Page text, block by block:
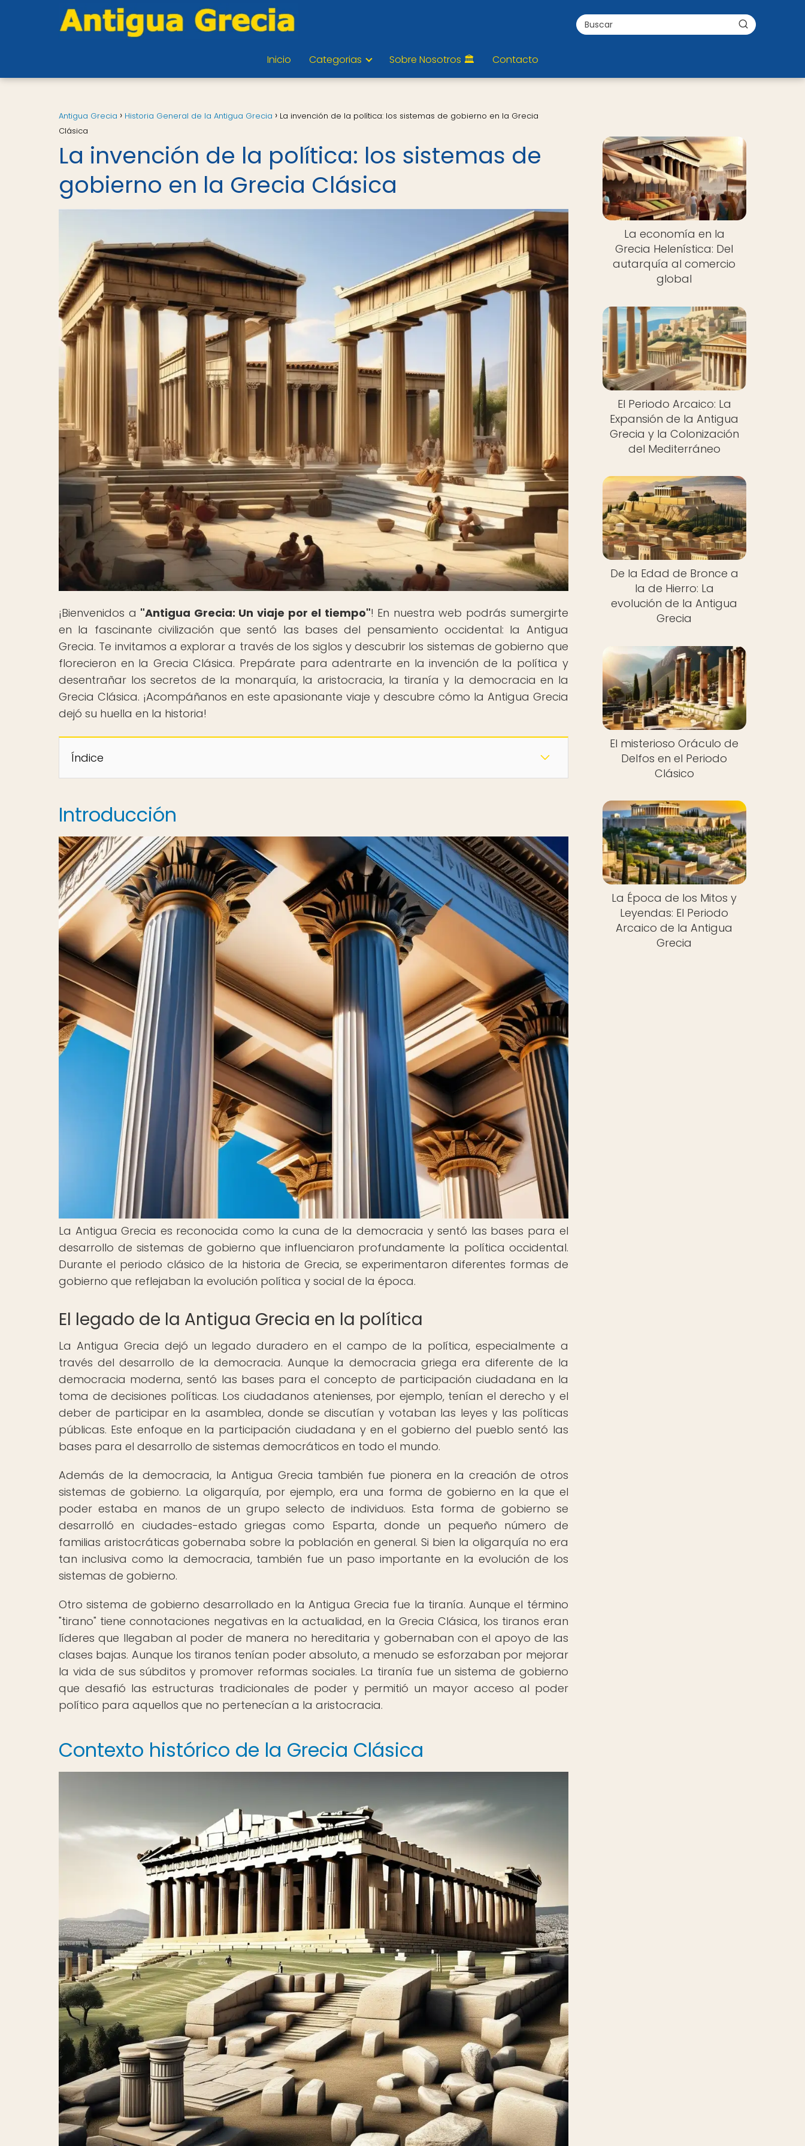
Inicio Categorias Sobre Nosotros 🏛️ Contacto
Antigua Grecia Historia General de la Antigua Grecia
La invención de la política: los sistemas de gobierno en la Grecia
Clásica
La invención de la política: los sistemas de
gobierno en la Grecia Clásica
¡Bienvenidos a "Antigua Grecia: Un viaje por el tiempo"! En nuestra web podrás sumergirte
en la fascinante civilización que sentó las bases del pensamiento occidental: la Antigua
Grecia. Te invitamos a explorar a través de los siglos y descubrir los sistemas de gobierno que
florecieron en la Grecia Clásica. Prepárate para adentrarte en la invención de la política y
desentrañar los secretos de la monarquía, la aristocracia, la tiranía y la democracia en la
Grecia Clásica. ¡Acompáñanos en este apasionante viaje y descubre cómo la Antigua Grecia
dejó su huella en la historia!
Índice
Introducción
La Antigua Grecia es reconocida como la cuna de la democracia y sentó las bases para el
desarrollo de sistemas de gobierno que influenciaron profundamente la política occidental.
Durante el periodo clásico de la historia de Grecia, se experimentaron diferentes formas de
gobierno que reflejaban la evolución política y social de la época.
El legado de la Antigua Grecia en la política
La Antigua Grecia dejó un legado duradero en el campo de la política, especialmente a
través del desarrollo de la democracia. Aunque la democracia griega era diferente de la
democracia moderna, sentó las bases para el concepto de participación ciudadana en la
toma de decisiones políticas. Los ciudadanos atenienses, por ejemplo, tenían el derecho y el
deber de participar en la asamblea, donde se discutían y votaban las leyes y las políticas
públicas. Este enfoque en la participación ciudadana y en el gobierno del pueblo sentó las
bases para el desarrollo de sistemas democráticos en todo el mundo.
Además de la democracia, la Antigua Grecia también fue pionera en la creación de otros
sistemas de gobierno. La oligarquía, por ejemplo, era una forma de gobierno en la que el
poder estaba en manos de un grupo selecto de individuos. Esta forma de gobierno se
desarrolló en ciudades-estado griegas como Esparta, donde un pequeño número de
familias aristocráticas gobernaba sobre la población en general. Si bien la oligarquía no era
tan inclusiva como la democracia, también fue un paso importante en la evolución de los
sistemas de gobierno.
Otro sistema de gobierno desarrollado en la Antigua Grecia fue la tiranía. Aunque el término
"tirano" tiene connotaciones negativas en la actualidad, en la Grecia Clásica, los tiranos eran
líderes que llegaban al poder de manera no hereditaria y gobernaban con el apoyo de las
clases bajas. Aunque los tiranos tenían poder absoluto, a menudo se esforzaban por mejorar
la vida de sus súbditos y promover reformas sociales. La tiranía fue un sistema de gobierno
que desafió las estructuras tradicionales de poder y permitió un mayor acceso al poder
político para aquellos que no pertenecían a la aristocracia.
Contexto histórico de la Grecia Clásica
La economía en la
Grecia Helenística: Del
autarquía al comercio
global
El Periodo Arcaico: La
Expansión de la Antigua
Grecia y la Colonización
del Mediterráneo
De la Edad de Bronce a
la de Hierro: La
evolución de la Antigua
Grecia
El misterioso Oráculo de
Delfos en el Periodo
Clásico
La Época de los Mitos y
Leyendas: El Periodo
Arcaico de la Antigua
Grecia